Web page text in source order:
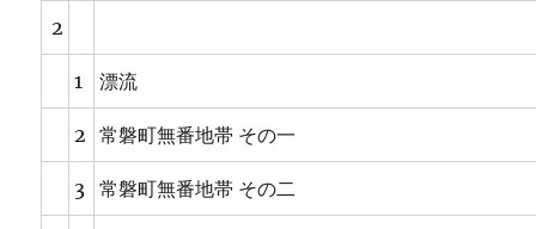
2
1 漂流
2 常磐町無番地帯 その一
3 常磐町無番地帯 その二